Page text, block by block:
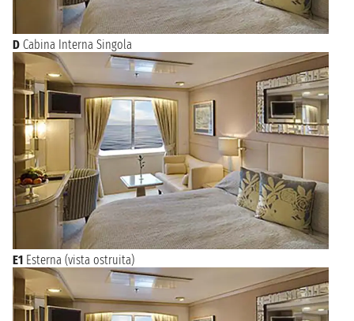
D Cabina Interna Singola
E1 Esterna (vista ostruita)